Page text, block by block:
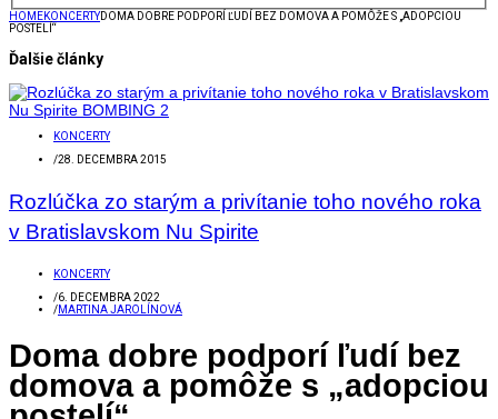
HOMEKONCERTYDOMA DOBRE PODPORÍ ĽUDÍ BEZ DOMOVA A POMÔŽE S „ADOPCIOU
POSTELÍ“
Ďalšie články
KONCERTY
/28. DECEMBRA 2015
Rozlúčka zo starým a privítanie toho nového roka
v Bratislavskom Nu Spirite
KONCERTY
/6. DECEMBRA 2022
/MARTINA JAROLÍNOVÁ
Doma dobre podporí ľudí bez
domova a pomôže s „adopciou